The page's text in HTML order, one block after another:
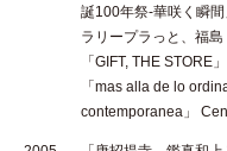
誕100年祭-華咲く瞬
ラリープラっと、福島
「GIFT, THE STORE
「mas alla de lo
contemporanea」